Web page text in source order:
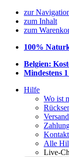
zur
zum Inhalt
zum
100%
Belgien:
Mindestens
Hilfe
Wo ist
Kontakt
Alle
Live-